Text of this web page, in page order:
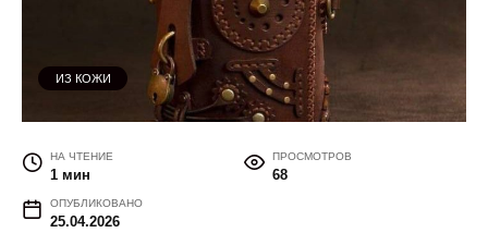
ИЗ КОЖИ
НА ЧТЕНИЕ
1 мин
ПРОСМОТРОВ
68
ОПУБЛИКОВАНО
25.04.2026